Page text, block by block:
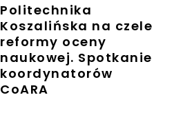
Politechnika
Koszalińska na czele
reformy oceny
naukowej. Spotkanie
koordynatorów
CoARA